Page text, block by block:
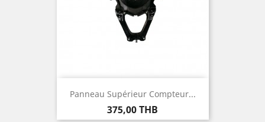
Panneau Supérieur Compteur...
Prix
375,00 THB